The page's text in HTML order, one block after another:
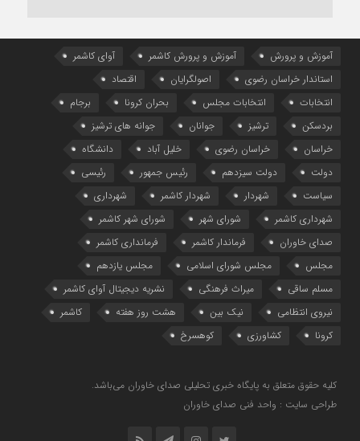
آموزش و پرورش آموزش و پرورش کاشمر
آوای کاشمر
استاندار خراسان رضوی
اصولگرایان
اقتصاد
انتخابات
انتخابات مجلس بحران کرونا
برجام
بردسکن
ترشیز جوانان
جوانه های ترشیز
خراسان
خراسان رضوی خلیل آباد
دانشگاه
دولت
دولت سیزدهم رئیس جمهور
رئیسی
سیاست
شهردار شهردار کاشمر
شهرداری
شهرداری کاشمر
شورای شهر
شورای شهر کاشمر
صدای خاوران
فرماندار کاشمر
فرمانداری کاشمر
مجلس
مجلس شورای اسلامی
مجلس یازدهم
مسلم ساقی
میراث فرهنگی
نشریه دیجیتال آوای کاشمر
نیروی انتظامی
نیک بین هشت روز هفته
کاشمر
کرونا
کشاورزی کوهسرخ
کلیه حقوق متعلق به پایگاه خبری تحلیلی صدای خاوران می‌باشد.
طراحی سایت : واحد فنی صدای خاوران